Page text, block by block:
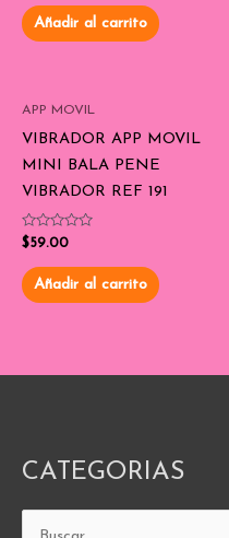
de
5
Añadir al carrito
APP MOVIL
VIBRADOR APP MOVIL
MINI BALA PENE
VIBRADOR REF 191
Valorado
con
de
5
$59.00
Añadir al carrito
CATEGORIAS